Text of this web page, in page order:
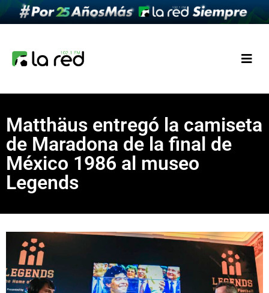
Matthäus entregó la camiseta
de Maradona de la final de
México 1986 al museo
Legends